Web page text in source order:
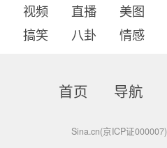
视频 直播 美图
搞笑
八卦 情感
首页 导航
Sina.cn(京ICP证000007)